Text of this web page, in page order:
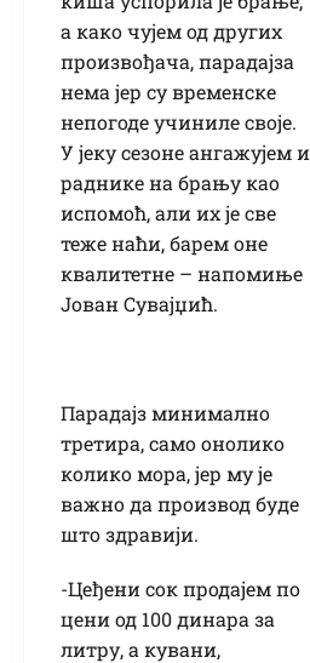
а како чујем од других
произвођача, парадајза
нема јер су временске
непогоде учиниле своје.
У јеку сезоне ангажујем и
раднике на брању као
испомоћ, али их је све
теже наћи, барем оне
квалитетне – напомиње
Јован Сувајџић.
Парадајз минимално
третира, само онолико
колико мора, јер му је
важно да производ буде
што здравији.
-Цеђени сок продајем по
цени од 100 динара за
литру, а кувани,